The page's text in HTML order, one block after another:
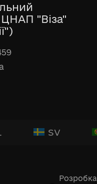
ЦНАП "Віза"
SV
Розробка